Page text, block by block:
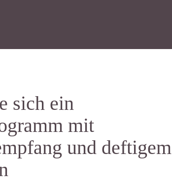
sich ein
mit
und deftigem